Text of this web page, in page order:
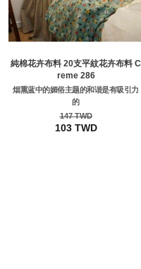
純棉花卉布料 20支平紋花卉布料 C
reme 286
烟熏蓝中的媚俗主题的和谐是有吸引力
的
147 TWD
103 TWD